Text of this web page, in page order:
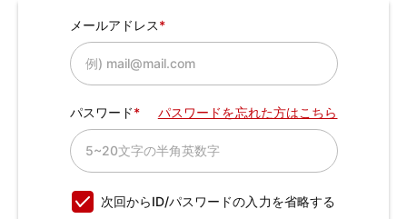
メールアドレス
パスワード パスワードを忘れた方はこちら
次回からID/パスワードの入力を省略する